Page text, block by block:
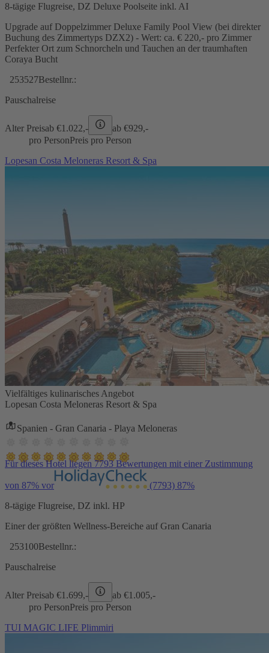
8-tägige Flugreise, DZ Deluxe Poolseite inkl. AI
Upgrade auf Doppelzimmer Deluxe Family Pool View (bei direkter
Buchung des Zimmertyps DZX2) - Wert: ca. € 220,- pro Zimmer
Perfekter Ort zum Schnorcheln und Tauchen an der traumhaften
Coraya Bucht
253527Bestellnr.:
Pauschalreise
Alter Preisab €1.022,- ab €929,-
pro PersonPreis pro Person
Lopesan Costa Meloneras Resort & Spa
Vielfältiges kulinarisches Angebot
Lopesan Costa Meloneras Resort & Spa
Spanien - Gran Canaria - Playa Meloneras
Für dieses Hotel liegen 7793 Bewertungen mit einer Zustimmung
von 87% vor (7793) 87%
8-tägige Flugreise, DZ inkl. HP
Einer der größten Wellness-Bereiche auf Gran Canaria
253100Bestellnr.:
Pauschalreise
Alter Preisab €1.699,- ab €1.005,-
pro PersonPreis pro Person
TUI MAGIC LIFE Plimmiri